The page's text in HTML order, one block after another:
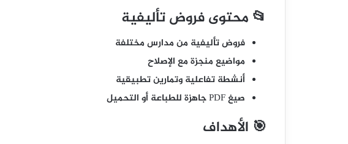
📂 محتوى فروض تأليفية
فروض تأليفية من مدارس مختلفة
مواضيع منجزة مع الإصلاح
أنشطة تفاعلية وتمارين تطبيقية
صيغ PDF جاهزة للطباعة أو التحميل
🎯 الأهداف